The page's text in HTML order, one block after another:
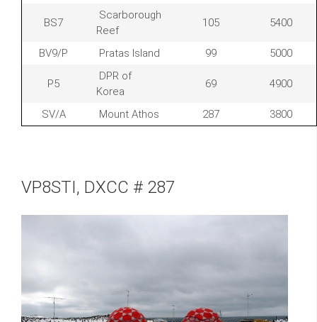
BS7
Scarborough
Reef
105 5400
BV9/P Pratas Island 99 5000
P5
DPR of
Korea
69 4900
SV/A Mount Athos 287 3800
VP8STI, DXCC # 287